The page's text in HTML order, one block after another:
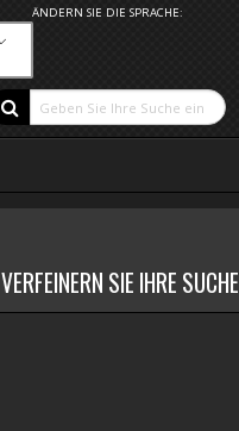
ÄNDERN SIE DIE SPRACHE:
VERFEINERN SIE IHRE SUCHE